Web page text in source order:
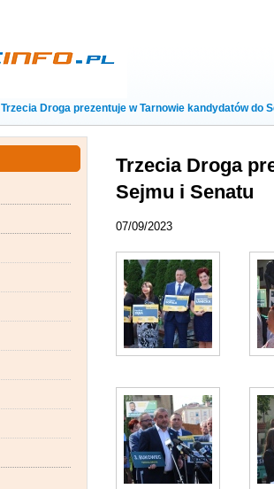
Trzecia Droga prezentuje w Tarnowie kandydatów do
Trzecia Droga
Sejmu i Senatu
07/09/2023